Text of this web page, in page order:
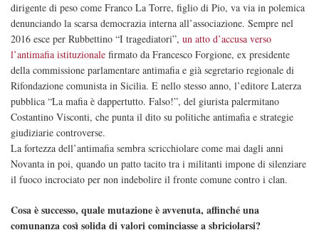
dirigente di peso come Franco La Torre, figlio di Pio, va via in polemica
denunciando la scarsa democrazia interna all’associazione. Sempre nel
2016 esce per Rubbettino “I tragediatori”, un atto d’accusa verso
l’antimafia istituzionale firmato da Francesco Forgione, ex presidente
della commissione parlamentare antimafia e già segretario regionale di
Rifondazione comunista in Sicilia. E nello stesso anno, l’editore Laterza
pubblica “La mafia è dappertutto. Falso!”, del giurista palermitano
Costantino Visconti, che punta il dito su politiche antimafia e strategie
giudiziarie controverse.
La fortezza dell’antimafia sembra scricchiolare come mai dagli anni
Novanta in poi, quando un patto tacito tra i militanti impone di silenziare
il fuoco incrociato per non indebolire il fronte comune contro i clan.
Cosa è successo, quale mutazione è avvenuta, affinché una
comunanza così solida di valori cominciasse a sbriciolarsi?